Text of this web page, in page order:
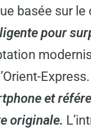
basée sur
pour
Express.
et
originale.